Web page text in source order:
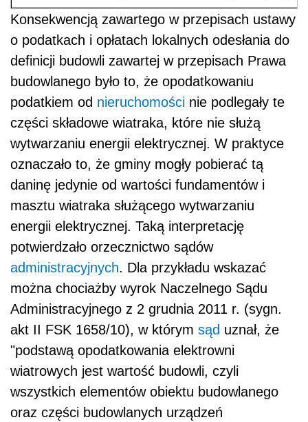
Konsekwencją zawartego w przepisach ustawy
o podatkach i opłatach lokalnych odesłania do
definicji budowli zawartej w przepisach Prawa
budowlanego było to, że opodatkowaniu
podatkiem od nieruchomości nie podlegały te
części składowe wiatraka, które nie służą
wytwarzaniu energii elektrycznej. W praktyce
oznaczało to, że gminy mogły pobierać tą
daninę jedynie od wartości fundamentów i
masztu wiatraka służącego wytwarzaniu
energii elektrycznej. Taką interpretację
potwierdzało orzecznictwo sądów
administracyjnych. Dla przykładu wskazać
można chociażby wyrok Naczelnego Sądu
Administracyjnego z 2 grudnia 2011 r. (sygn.
akt II FSK 1658/10), w którym sąd uznał, że
"podstawą opodatkowania elektrowni
wiatrowych jest wartość budowli, czyli
wszystkich elementów obiektu budowlanego
oraz części budowlanych urządzeń